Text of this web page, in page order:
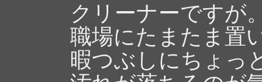
クリーナーですが
職場にたまたま置
暇つぶしにちょっ